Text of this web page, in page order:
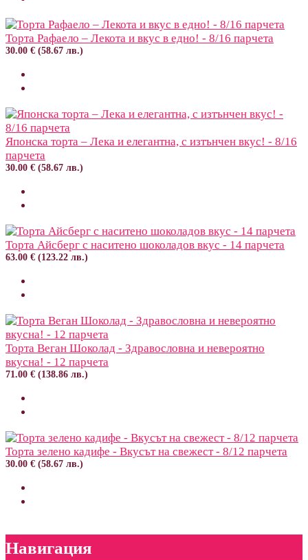
Торта Рафаело – Лекота и вкус в едно! - 8/16 парчета
30.00 € (58.67 лв.)
Японска торта – Лека и елегантна, с изтънчен вкус! - 8/16
парчета
30.00 € (58.67 лв.)
Торта Айсберг с наситено шоколадов вкус - 14 парчета
63.00 € (123.22 лв.)
Торта Веган Шоколад - Здравословна и невероятно
вкусна! - 12 парчета
71.00 € (138.86 лв.)
Торта зелено кадифе - Вкусът на свежест - 8/12 парчета
30.00 € (58.67 лв.)
Навигация